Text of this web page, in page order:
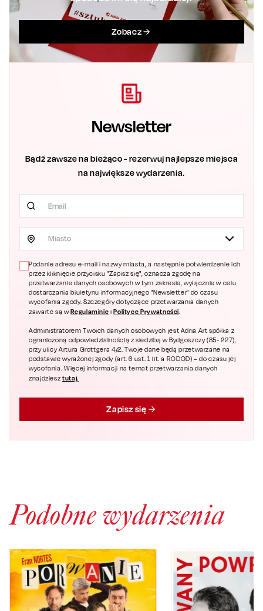
Zobacz
Newsletter
Bądź zawsze na bieżąco - rezerwuj najlepsze miejsca
na największe wydarzenia.
Miasto
Podanie adresu e-mail i nazwy miasta, a następnie potwierdzenie ich
przez kliknięcie przycisku "Zapisz się", oznacza zgodę na
przetwarzanie danych osobowych w tym zakresie, wyłącznie w celu
dostarczania biuletynu informacyjnego "Newsletter" do czasu
wycofania zgody. Szczegóły dotyczące przetwarzania danych
zawarte są wRegulaminie i Polityce Prywatności.
Administratorem Twoich danych osobowych jest Adria Art spółka z
ograniczoną odpowiedzialnością z siedzibą w Bydgoszczy (85- 227),
przy ulicy Artura Grottgera 4/2. Twoje dane będą przetwarzane na
podstawie wyrażonej zgody (art. 6 ust. 1 lit. a RODOD) – do czasu jej
wycofania. Więcej informacji na temat przetwarzania danych
znajdziesztutaj.
Zapisz się
Podobne wydarzenia